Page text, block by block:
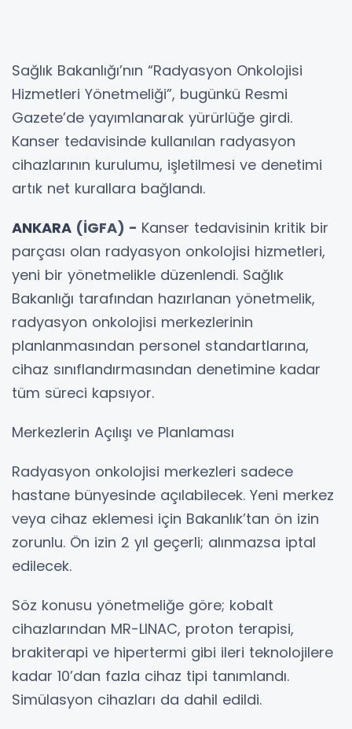
Sağlık Bakanlığı’nın “Radyasyon Onkolojisi
Hizmetleri Yönetmeliği”, bugünkü Resmi
Gazete’de yayımlanarak yürürlüğe girdi.
Kanser tedavisinde kullanılan radyasyon
cihazlarının kurulumu, işletilmesi ve denetimi
artık net kurallara bağlandı.
ANKARA (İGFA) - Kanser tedavisinin kritik bir
parçası olan radyasyon onkolojisi hizmetleri,
yeni bir yönetmelikle düzenlendi. Sağlık
Bakanlığı tarafından hazırlanan yönetmelik,
radyasyon onkolojisi merkezlerinin
planlanmasından personel standartlarına,
cihaz sınıflandırmasından denetimine kadar
tüm süreci kapsıyor.
Merkezlerin Açılışı ve Planlaması
Radyasyon onkolojisi merkezleri sadece
hastane bünyesinde açılabilecek. Yeni merkez
veya cihaz eklemesi için Bakanlık’tan ön izin
zorunlu. Ön izin 2 yıl geçerli; alınmazsa iptal
edilecek.
Söz konusu yönetmeliğe göre; kobalt
cihazlarından MR-LINAC, proton terapisi,
brakiterapi ve hipertermi gibi ileri teknolojilere
kadar 10’dan fazla cihaz tipi tanımlandı.
Simülasyon cihazları da dahil edildi.